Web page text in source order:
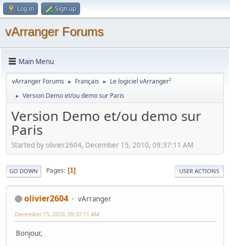
Log in Sign up
vArranger Forums
Main Menu
vArranger Forums ► Français ► Le logiciel vArranger²
► Version Demo et/ou demo sur Paris
Version Demo et/ou demo sur
Paris
Started by olivier2604, December 15, 2010, 09:37:11 AM
GO DOWN Pages 1 USER ACTIONS
olivier2604 vArranger
December 15, 2010, 09:37:11 AM
Bonjour,